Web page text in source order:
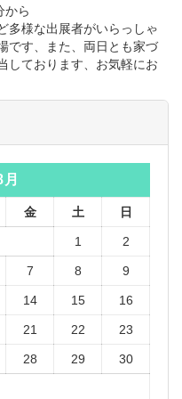
から
多様な出展者がいらっしゃ
です、また、両日とも家づ
しております、お気軽にお
金 土 日
1 2
7 8 9
14 15 16
21 22 23
28 29 30